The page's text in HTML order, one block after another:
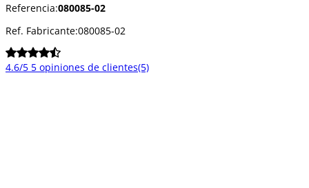
Referencia:080085-02
Ref. Fabricante:080085-02
4.6/5 5 opiniones de clientes(5)